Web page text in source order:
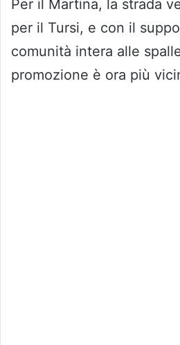
Per il Martina, la strada
per il Tursi, e con il
comunità intera alle
promozione è ora più